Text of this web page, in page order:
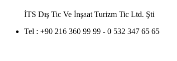
İTS Dış Tic Ve İnşaat Turizm Tic Ltd. Şti
Tel : +90 216 360 99 99 - 0 532 347 65 65